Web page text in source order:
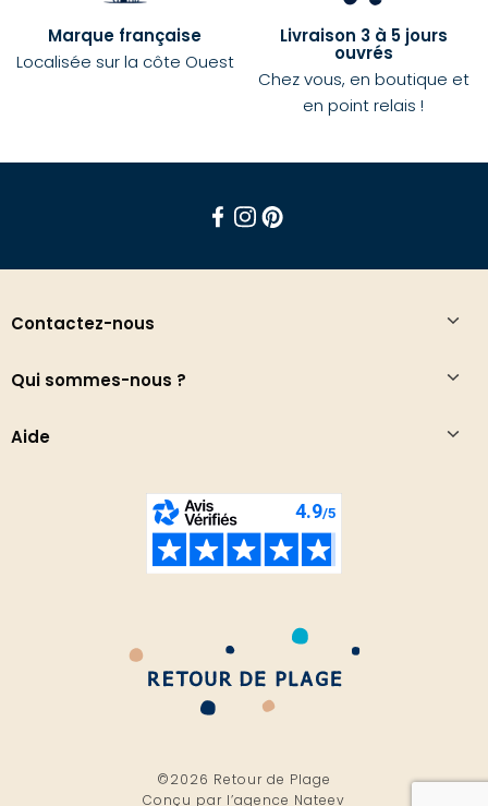
Marque française
Localisée sur la côte Ouest
Livraison 3 à 5 jours
ouvrés
Chez vous, en boutique et
en point relais !
Contactez-nous
Qui sommes-nous ?
Aide
©2026 Retour de Plage
Conçu par l’agence Nateev